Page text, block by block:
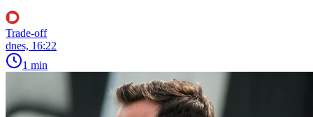
Trade-off
dnes, 16:22
1 min